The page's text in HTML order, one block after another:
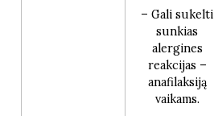
– Gali sukelti
sunkias
alergines
reakcijas –
anafilaksiją
vaikams.